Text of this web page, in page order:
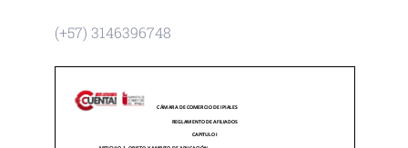
(+57) 3146396748